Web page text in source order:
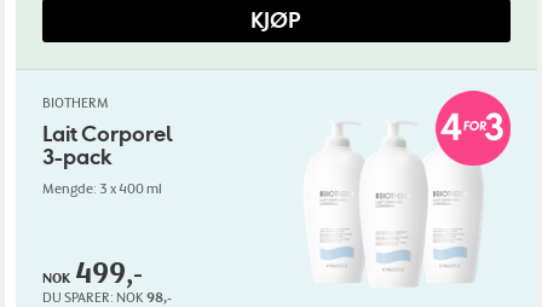
KJØP
BIOTHERM
Lait Corporel
3-pack
Mengde: 3 x 400 ml
NOK 499,-
DU SPARER: NOK 98,-